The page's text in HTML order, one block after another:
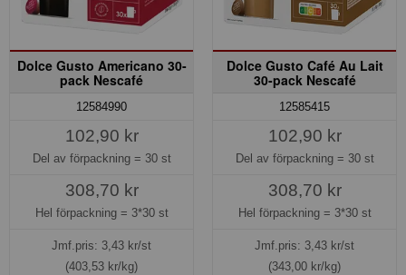
Dolce Gusto Americano 30-
pack Nescafé
12584990
102,90 kr
Del av förpackning = 30 st
308,70 kr
Hel förpackning = 3*30 st
Jmf.pris: 3,43 kr/st
(403,53 kr/kg)
Dolce Gusto Café Au Lait
30-pack Nescafé
12585415
102,90 kr
Del av förpackning = 30 st
308,70 kr
Hel förpackning = 3*30 st
Jmf.pris: 3,43 kr/st
(343,00 kr/kg)